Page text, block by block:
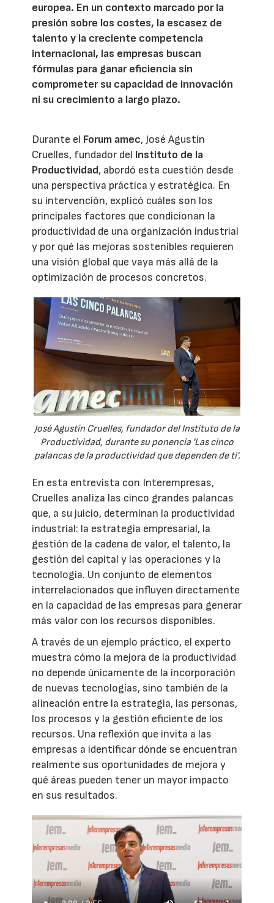
europea. En un contexto marcado por la
presión sobre los costes, la escasez de
talento y la creciente competencia
internacional, las empresas buscan
fórmulas para ganar eficiencia sin
comprometer su capacidad de innovación
ni su crecimiento a largo plazo.
Durante el Forum amec, José Agustín
Cruelles, fundador del Instituto de la
Productividad, abordó esta cuestión desde
una perspectiva práctica y estratégica. En
su intervención, explicó cuáles son los
principales factores que condicionan la
productividad de una organización industrial
y por qué las mejoras sostenibles requieren
una visión global que vaya más allá de la
optimización de procesos concretos.
José Agustín Cruelles, fundador del Instituto de la
Productividad, durante su ponencia 'Las cinco
palancas de la productividad que dependen de ti'.
En esta entrevista con Interempresas,
Cruelles analiza las cinco grandes palancas
que, a su juicio, determinan la productividad
industrial: la estrategia empresarial, la
gestión de la cadena de valor, el talento, la
gestión del capital y las operaciones y la
tecnología. Un conjunto de elementos
interrelacionados que influyen directamente
en la capacidad de las empresas para generar
más valor con los recursos disponibles.
A través de un ejemplo práctico, el experto
muestra cómo la mejora de la productividad
no depende únicamente de la incorporación
de nuevas tecnologías, sino también de la
alineación entre la estrategia, las personas,
los procesos y la gestión eficiente de los
recursos. Una reflexión que invita a las
empresas a identificar dónde se encuentran
realmente sus oportunidades de mejora y
qué áreas pueden tener un mayor impacto
en sus resultados.